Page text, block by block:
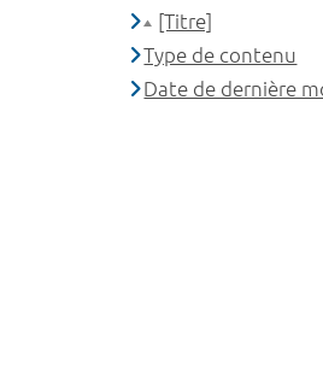
[Titre]
Type de contenu
Date de dernière